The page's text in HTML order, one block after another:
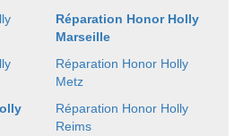
Réparation Honor Holly
Marseille
Réparation Honor Holly
Metz
Réparation Honor Holly
Reims